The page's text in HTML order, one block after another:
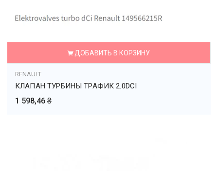
ДОБАВИТЬ В КОРЗИНУ
RENAULT
КЛАПАН ТУРБИНЫ ТРАФИК 2.0DCI
1 598,46 ₴